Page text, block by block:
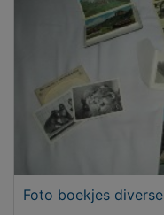
Foto boekjes diverse